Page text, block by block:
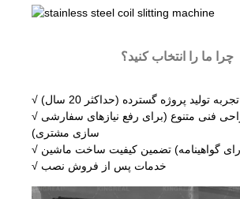
چرا ما را انتخاب کنید؟
√ تجربه تولید پروژه گسترده (حداکثر 20 سال)
√ پشتیبانی طراحی فنی متنوع (برای رفع نیازهای سفارشی
سازی مشتری)
√ خدمات پس از فروش نصب